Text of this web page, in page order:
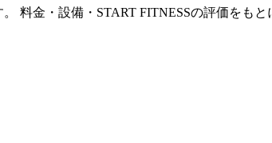
料金・設備・START FITNESSの評価をも